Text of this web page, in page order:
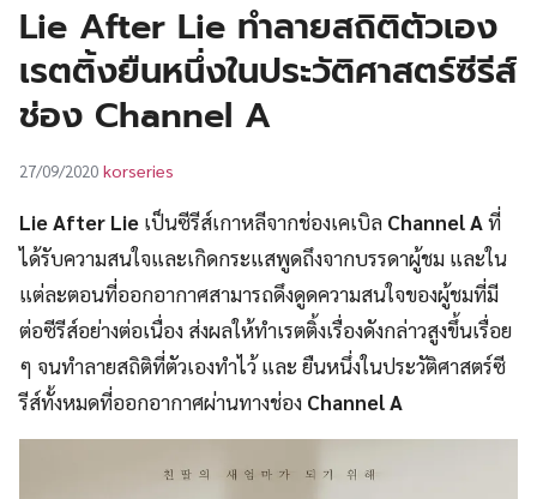
Lie After Lie ทำลายสถิติตัวเอง
เรตติ้งยืนหนึ่งในประวัติศาสตร์ซีรีส์
ช่อง Channel A
27/09/2020 korseries
Lie After Lie เป็นซีรีส์เกาหลีจากช่องเคเบิล Channel Aที่
ได้รับความสนใจและเกิดกระแสพูดถึงจากบรรดาผู้ชม และใน
แต่ละตอนที่ออกอากาศสามารถดึงดูดความสนใจของผู้ชมที่มี
ต่อซีรีส์อย่างต่อเนื่อง ส่งผลให้ทำเรตติ้งเรื่องดังกล่าวสูงขึ้นเรื่อย
ๆ จนทำลายสถิติที่ตัวเองทำไว้ และ ยืนหนึ่งในประวัติศาสตร์ซี
รีส์ทั้งหมดที่ออกอากาศผ่านทางช่อง Channel A